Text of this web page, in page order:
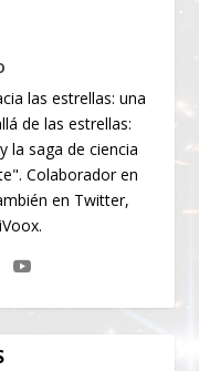
las estrellas: una
de las estrellas:
la saga de ciencia
Colaborador en
en Twitter,